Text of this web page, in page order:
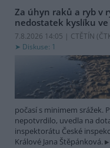
Za úhyn raků a ryb v
nedostatek kyslíku ve
7.8.2026 14:05 | CTĚTÍN (
Diskuse: 1
počasí s minimem srážek.
nepotvrdilo, uvedla na
inspektorátu České
Králové Jana Štěpánková.